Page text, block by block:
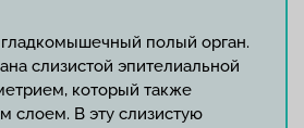
полый орган.
слизистой эпителиальной
который также
слоем. В эту слизистую